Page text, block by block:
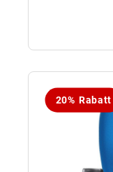
20% Rabatt